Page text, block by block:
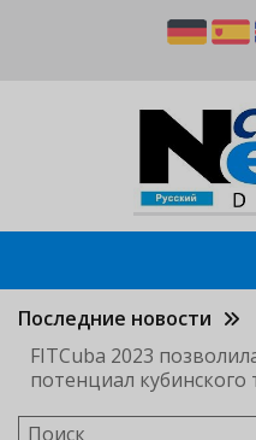
Последние новости
FITCuba 2023
потенциал кубинского
Поиск